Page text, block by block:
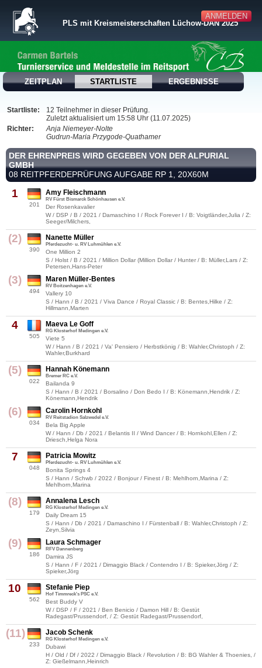
ANMELDEN
PLS mit Kreismeisterschaften Lüchow-DAN 2025
ZEITPLAN STARTLISTE ERGEBNISSE
Startliste:
12 Teilnehmer in dieser Prüfung.
Zuletzt aktualisiert um 15:58 Uhr (11.07.2025)
Richter:
Anja Niemeyer-Nolte
Gudrun-Maria Przygode-Quathamer
DER EHRENPREIS WIRD GEGEBEN VON DER ALPURIAL
GMBH
08 REITPFERDEPRÜFUNG AUFGABE RP 1, 20X60M
1
201
Amy Fleischmann
RV Fürst Bismarck Schönhausen e.V.
Der Rosenkavalier
W / DSP / B / 2021 / Damaschino I / Rock Forever I / B: Voigtländer,Julia / Z:
Seeger/Milchers,
(2)
390
Nanette Müller
Pferdezucht- u. RV Luhmühlen e.V.
One Million 2
S / Holst / B / 2021 / Million Dollar (Million Dollar / Hunter / B: Müller,Lars / Z:
Petersen,Hans-Peter
(3)
494
Maren Müller-Bentes
RV Boitzenhagen e.V.
Vallery 10
S / Hann / B / 2021 / Viva Dance / Royal Classic / B: Bentes,Hilke / Z:
Hillmann,Marten
4
505
Maeva Le Goff
RG Klosterhof Medingen e.V.
Viete 5
W / Hann / B / 2021 / Va' Pensiero / Herbstkönig / B: Wahler,Christoph / Z:
Wahler,Burkhard
(5)
022
Hannah Könemann
Bremer RC e.V.
Bailanda 9
S / Hann / B / 2021 / Borsalino / Don Bedo I / B: Könemann,Hendrik / Z:
Könemann,Hendrik
(6)
034
Carolin Hornkohl
RV Reitstadion Salzwedel e.V.
Bela Big Apple
W / Hann / Db / 2021 / Belantis II / Wind Dancer / B: Hornkohl,Ellen / Z:
Driesch,Helga Nora
7
048
Patricia Mowitz
Pferdezucht- u. RV Luhmühlen e.V.
Bonita Springs 4
S / Hann / Schwb / 2022 / Bonjour / Finest / B: Mehlhorn,Marina / Z:
Mehlhorn,Marina
(8)
179
Annalena Lesch
RG Klosterhof Medingen e.V.
Daily Dream 15
S / Hann / Db / 2021 / Damaschino I / Fürstenball / B: Wahler,Christoph / Z:
Zeyn,Silvia
(9)
186
Laura Schmager
RFV Dannenberg
Damira JS
S / Hann / F / 2021 / Dimaggio Black / Contendro I / B: Spieker,Jörg / Z:
Spieker,Jörg
10
562
Stefanie Piep
Hof Timmreck's PSC e.V.
Best Buddy V
W / DSP / F / 2021 / Ben Benicio / Damon Hill / B: Gestüt
Radegast/Prussendorf, / Z: Gestüt Radegast/Prussendorf,
(11)
233
Jacob Schenk
RG Klosterhof Medingen e.V.
Dubawi
H / Old / Df / 2022 / Dimaggio Black / Revolution / B: BG Wahler & Thoenies, /
Z: Gießelmann,Heinrich